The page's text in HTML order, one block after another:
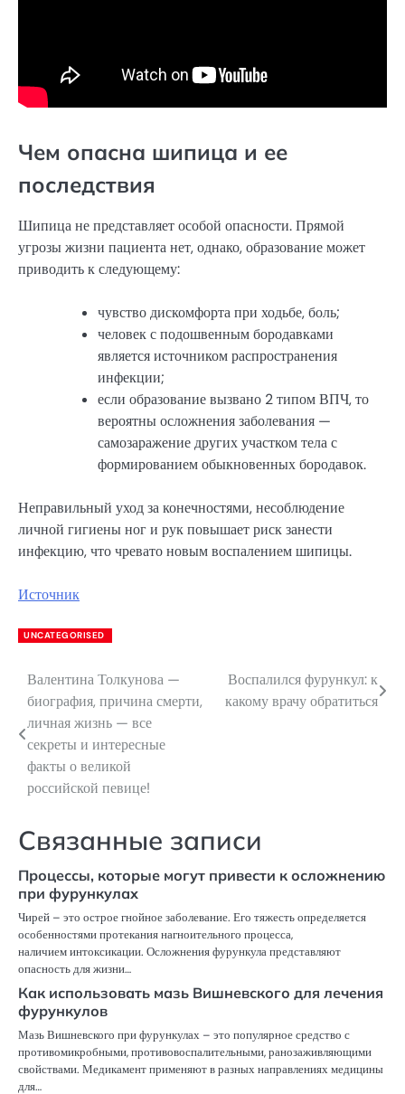
Чем опасна шипица и ее
последствия
Шипица не представляет особой опасности. Прямой
угрозы жизни пациента нет, однако, образование может
приводить к следующему:
чувство дискомфорта при ходьбе, боль;
человек с подошвенным бородавками
является источником распространения
инфекции;
если образование вызвано 2 типом ВПЧ, то
вероятны осложнения заболевания —
самозаражение других участком тела с
формированием обыкновенных бородавок.
Неправильный уход за конечностями, несоблюдение
личной гигиены ног и рук повышает риск занести
инфекцию, что чревато новым воспалением шипицы.
Источник
UNCATEGORISED
Навигация
по
записям
Валентина Толкунова —
биография, причина смерти,
личная жизнь — все
секреты и интересные
факты о великой
российской певице!
Воспалился фурункул: к
какому врачу обратиться
Связанные записи
Процессы, которые могут привести к осложнению
при фурункулах
Чирей – это острое гнойное заболевание. Его тяжесть определяется
особенностями протекания нагноительного процесса,
наличием интоксикации. Осложнения фурункула представляют
опасность для жизни…
Как использовать мазь Вишневского для лечения
фурункулов
Мазь Вишневского при фурункулах – это популярное средство с
противомикробными, противовоспалительными, ранозаживляющими
свойствами. Медикамент применяют в разных направлениях медицины
для…